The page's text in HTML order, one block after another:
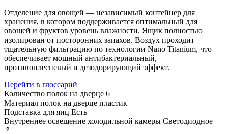
Отделение для овощей — независимый контейнер для
хранения, в котором поддерживается оптимальный для
овощей и фруктов уровень влажности. Ящик полностью
изолирован от посторонних запахов. Воздух проходит
тщательную фильтрацию по технологии Nano Titanium, что
обеспечивает мощный антибактериальный,
противоплесневый и дезодорирующий эффект.
Перейти в глоссарий
Количество полок на дверце 6
Материал полок на дверце пластик
Подставка для яиц Есть
Внутреннее освещение холодильной камеры Светодиодное